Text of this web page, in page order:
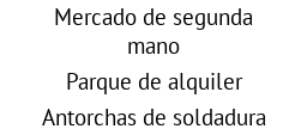
Mercado de segunda
mano
Parque de alquiler
Antorchas de soldadura